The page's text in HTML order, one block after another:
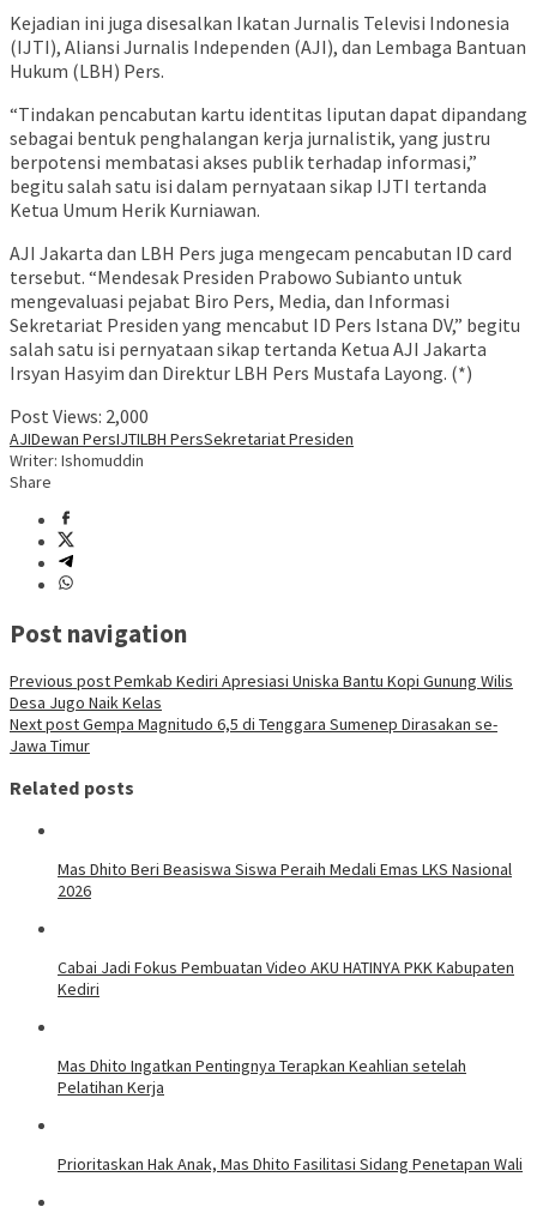
Kejadian ini juga disesalkan Ikatan Jurnalis Televisi Indonesia
(IJTI), Aliansi Jurnalis Independen (AJI), dan Lembaga Bantuan
Hukum (LBH) Pers.
“Tindakan pencabutan kartu identitas liputan dapat dipandang
sebagai bentuk penghalangan kerja jurnalistik, yang justru
berpotensi membatasi akses publik terhadap informasi,”
begitu salah satu isi dalam pernyataan sikap IJTI tertanda
Ketua Umum Herik Kurniawan.
AJI Jakarta dan LBH Pers juga mengecam pencabutan ID card
tersebut. “Mendesak Presiden Prabowo Subianto untuk
mengevaluasi pejabat Biro Pers, Media, dan Informasi
Sekretariat Presiden yang mencabut ID Pers Istana DV,” begitu
salah satu isi pernyataan sikap tertanda Ketua AJI Jakarta
Irsyan Hasyim dan Direktur LBH Pers Mustafa Layong. (*)
Post Views: 2,000
AJIDewan PersIJTILBH PersSekretariat Presiden
Writer: Ishomuddin
Share
Post navigation
Previous postPemkab Kediri Apresiasi Uniska Bantu Kopi Gunung Wilis
Desa Jugo Naik Kelas
Next postGempa Magnitudo 6,5 di Tenggara Sumenep Dirasakan se-
Jawa Timur
Related posts
Mas Dhito Beri Beasiswa Siswa Peraih Medali Emas LKS Nasional
2026
Cabai Jadi Fokus Pembuatan Video AKU HATINYA PKK Kabupaten
Kediri
Mas Dhito Ingatkan Pentingnya Terapkan Keahlian setelah
Pelatihan Kerja
Prioritaskan Hak Anak, Mas Dhito Fasilitasi Sidang Penetapan Wali